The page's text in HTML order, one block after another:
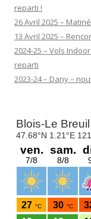
reparti !
26 Avril 2025 –
13 Avril 2025 –
2024-25 – Vols
reparti
2023-24 – Dany –